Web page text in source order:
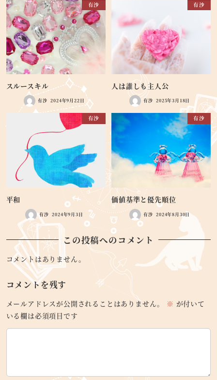
有沙
スルースキル
有沙 2024年9月22日
有沙
人は誰しも主人公
有沙 2025年3月18日
有沙
平和
有沙 2024年9月3日
有沙
価値基準と優先順位
有沙 2024年8月30日
この投稿へのコメント
コメントはありません。
コメントを残す
メールアドレスが公開されることはありません。 ※ が付いて
いる欄は必須項目です